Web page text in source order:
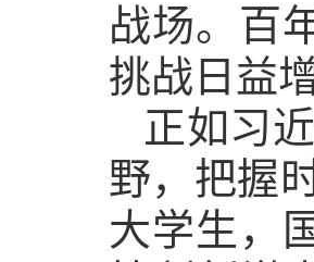
战场。百
挑战日益
正如习
野，把握
大学生，